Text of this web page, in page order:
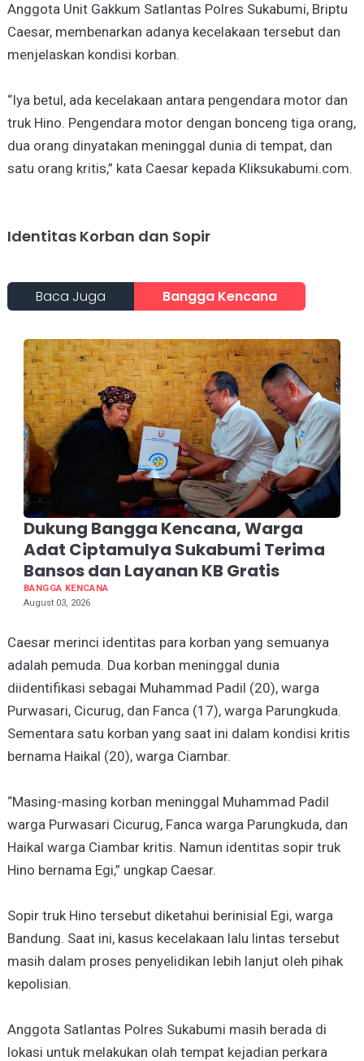
Anggota Unit Gakkum Satlantas Polres Sukabumi, Briptu
Caesar, membenarkan adanya kecelakaan tersebut dan
menjelaskan kondisi korban.
“Iya betul, ada kecelakaan antara pengendara motor dan
truk Hino. Pengendara motor dengan bonceng tiga orang,
dua orang dinyatakan meninggal dunia di tempat, dan
satu orang kritis,” kata Caesar kepada Kliksukabumi.com.
Identitas Korban dan Sopir
Baca Juga Bangga Kencana
Dukung Bangga Kencana, Warga
Adat Ciptamulya Sukabumi Terima
Bansos dan Layanan KB Gratis
BANGGA KENCANA
August 03, 2026
Caesar merinci identitas para korban yang semuanya
adalah pemuda. Dua korban meninggal dunia
diidentifikasi sebagai Muhammad Padil (20), warga
Purwasari, Cicurug, dan Fanca (17), warga Parungkuda.
Sementara satu korban yang saat ini dalam kondisi kritis
bernama Haikal (20), warga Ciambar.
“Masing-masing korban meninggal Muhammad Padil
warga Purwasari Cicurug, Fanca warga Parungkuda, dan
Haikal warga Ciambar kritis. Namun identitas sopir truk
Hino bernama Egi,” ungkap Caesar.
Sopir truk Hino tersebut diketahui berinisial Egi, warga
Bandung. Saat ini, kasus kecelakaan lalu lintas tersebut
masih dalam proses penyelidikan lebih lanjut oleh pihak
kepolisian.
Anggota Satlantas Polres Sukabumi masih berada di
lokasi untuk melakukan olah tempat kejadian perkara